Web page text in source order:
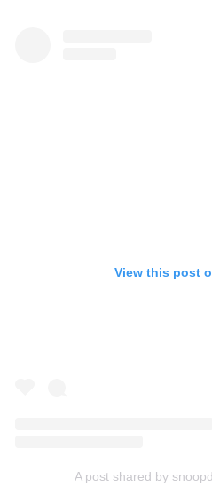
View this post
A post shared by